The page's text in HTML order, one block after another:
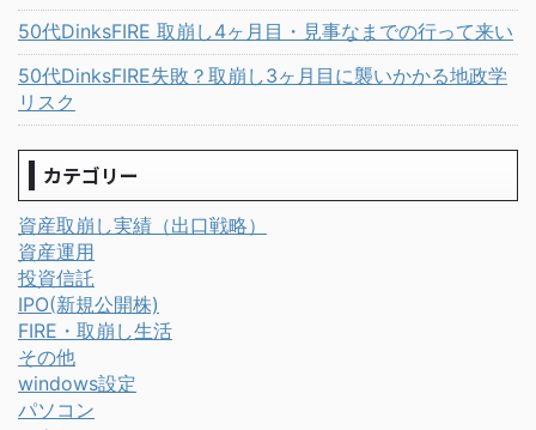
50代DinksFIRE 取崩し4ヶ月目・見事なまでの行って来い
50代DinksFIRE失敗？取崩し3ヶ月目に襲いかかる地政学
リスク
カテゴリー
資産取崩し実績（出口戦略）
資産運用
投資信託
IPO(新規公開株)
FIRE・取崩し生活
その他
windows設定
パソコン